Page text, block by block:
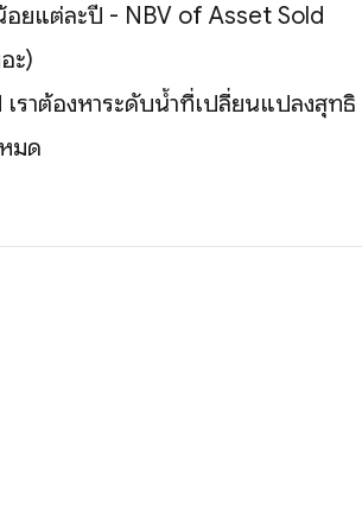
ยแต่ละปี - NBV of Asset Sold
ะ)
ราต้องหาระดับน้ำที่เปลี่ยนแปลงสุทธิ
มด